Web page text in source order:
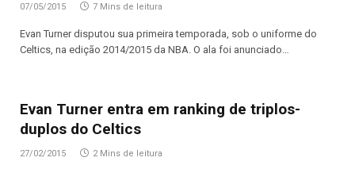
07/05/2015 7 Mins de leitura
Evan Turner disputou sua primeira temporada, sob o uniforme do
Celtics, na edição 2014/2015 da NBA. O ala foi anunciado…
Evan Turner entra em ranking de triplos-
duplos do Celtics
27/02/2015 2 Mins de leitura